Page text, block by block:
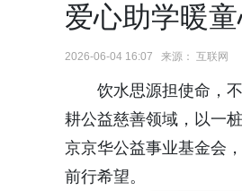
爱心助学暖
2026-06-04 16:07 来源： 互联网
饮水思源担使命，
耕公益慈善领域，以一
京京华公益事业基金会
前行希望。